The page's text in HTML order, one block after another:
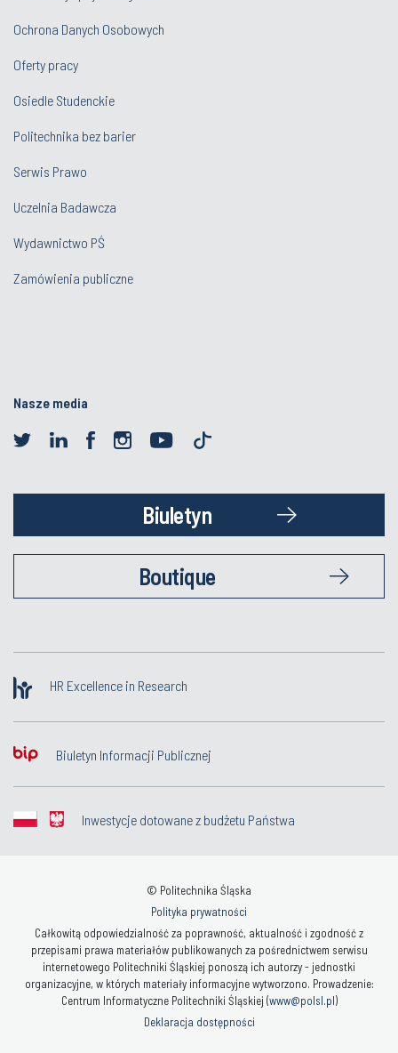
Ochrona Danych Osobowych
Oferty pracy
Osiedle Studenckie
Politechnika bez barier
Serwis Prawo
Uczelnia Badawcza
Wydawnictwo PŚ
Zamówienia publiczne
Nasze media
Biuletyn
Boutique
HR Excellence in Research
Biuletyn Informacji Publicznej
Inwestycje dotowane z budżetu Państwa
© Politechnika Śląska
Polityka prywatności
Całkowitą odpowiedzialność za poprawność, aktualność i zgodność z
przepisami prawa materiałów publikowanych za pośrednictwem serwisu
internetowego Politechniki Śląskiej ponoszą ich autorzy - jednostki
organizacyjne, w których materiały informacyjne wytworzono. Prowadzenie:
Centrum Informatyczne Politechniki Śląskiej (www@polsl.pl)
Deklaracja dostępności